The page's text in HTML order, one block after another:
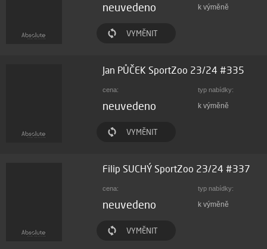
neuvedeno k výměně
VYMĚNIT
Jan PŮČEK SportZoo 23/24 #335
cena: typ nabídky:
neuvedeno k výměně
VYMĚNIT
Filip SUCHÝ SportZoo 23/24 #337
cena: typ nabídky:
neuvedeno k výměně
VYMĚNIT